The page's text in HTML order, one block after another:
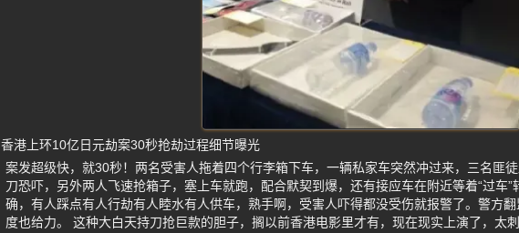
香港上环10亿日元劫案30秒抢劫过程细节曝光
案发超级快，就30秒！两名受害人拖着四个行李箱下车，一辆私家车突然冲过来，三名匪
刀恐吓，另外两人飞速抢箱子，塞上车就跑，配合默契到爆，还有接应车在附近等着“过车
确，有人踩点有人行劫有人睦水有人供车，熟手啊，受害人吓得都没受伤就报警了。警方
度也给力。 这种大白天持刀抢巨款的胆子，搁以前香港电影里才有，现在现实上演了，太刺